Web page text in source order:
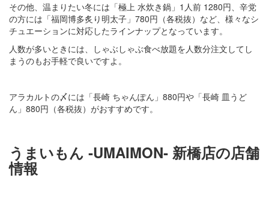
その他、温まりたい冬には「極上 水炊き鍋」1人前 1280円、辛党
の方には「福岡博多炙り明太子」780円（各税抜）など、様々なシ
チュエーションに対応したラインナップとなっています。
人数が多いときには、しゃぶしゃぶ食べ放題を人数分注文してし
まうのもお手軽で良いですよ。
アラカルトの〆には「長崎 ちゃんぽん」880円や「長崎 皿うど
ん」880円（各税抜）がおすすめです。
うまいもん ‐UMAIMON‐ 新橋店の店舗
情報